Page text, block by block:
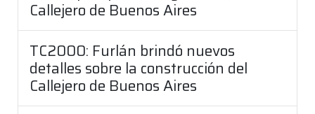
Callejero de Buenos Aires
TC2000: Furlán brindó nuevos
detalles sobre la construcción del
Callejero de Buenos Aires